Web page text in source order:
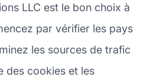
LLC est le bon choix à
par vérifier les pays
les sources de trafic
des cookies et les